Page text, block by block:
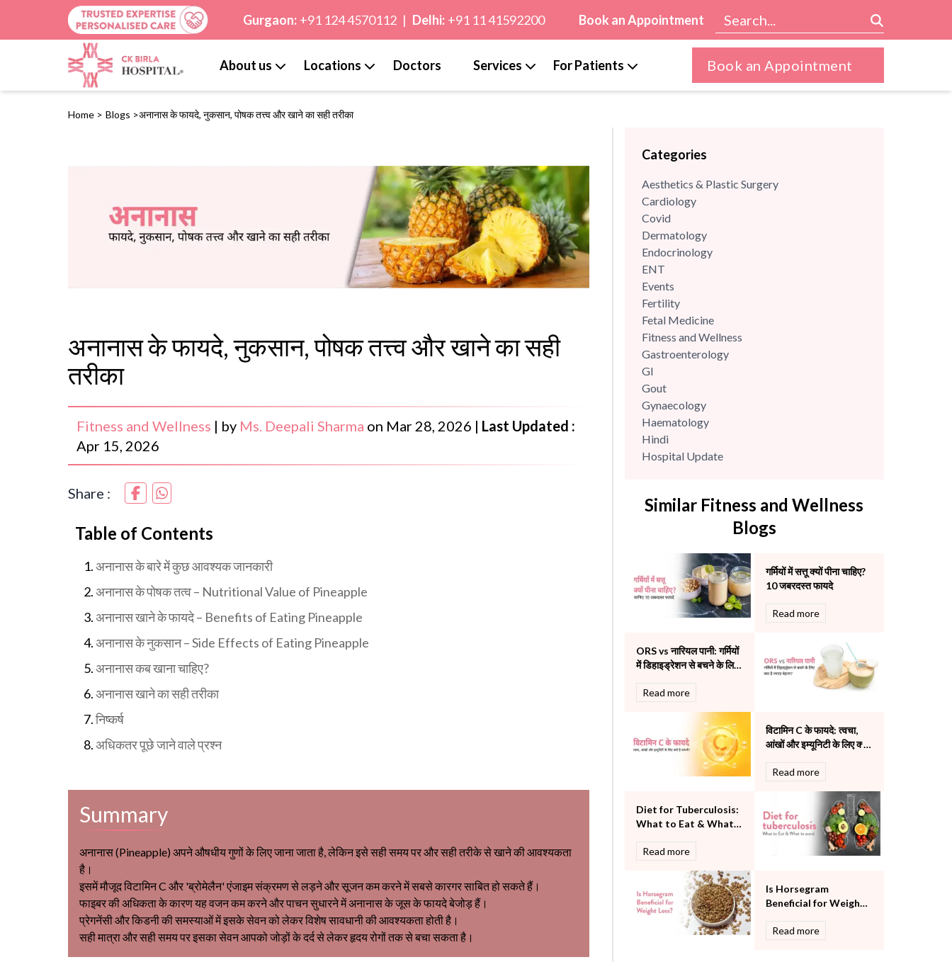
Gurgaon: +91 124 4570112 | Delhi: +91 11 41592200 Book an Appointment
About us Locations Doctors Services For Patients Book an Appointment
Home > Blogs >अनानास के फायदे, नुकसान, पोषक तत्त्व और खाने का सही तरीका
अनानास के फायदे, नुकसान, पोषक तत्त्व और खाने का सही
तरीका
Fitness and Wellness | by Ms. Deepali Sharma on Mar 28, 2026 | Last Updated :
Apr 15, 2026
Share :
Table of Contents
अनानास के बारे में कुछ आवश्यक जानकारी
अनानास के पोषक तत्व – Nutritional Value of Pineapple
अनानास खाने के फायदे – Benefits of Eating Pineapple
अनानास के नुकसान – Side Effects of Eating Pineapple
अनानास कब खाना चाहिए?
अनानास खाने का सही तरीका
निष्कर्ष
अधिकतर पूछे जाने वाले प्रश्न
Summary
अनानास (Pineapple) अपने औषधीय गुणों के लिए जाना जाता है, लेकिन इसे सही समय पर और सही तरीके से खाने की आवश्यकता
है।
इसमें मौजूद विटामिन C और 'ब्रोमेलैन' एंजाइम संक्रमण से लड़ने और सूजन कम करने में सबसे कारगर साबित हो सकते हैं।
फाइबर की अधिकता के कारण यह वजन कम करने और पाचन सुधारने में अनानास के जूस के फायदे बेजोड़ हैं।
प्रेगनेंसी और किडनी की समस्याओं में इसके सेवन को लेकर विशेष सावधानी की आवश्यकता होती है।
सही मात्रा और सही समय पर इसका सेवन आपको जोड़ों के दर्द से लेकर हृदय रोगों तक से बचा सकता है।
Categories
Aesthetics & Plastic Surgery
Cardiology
Covid
Dermatology
Endocrinology
ENT
Events
Fertility
Fetal Medicine
Fitness and Wellness
Gastroenterology
GI
Gout
Gynaecology
Haematology
Hindi
Hospital Update
Mental Health
Minimal Access and Bariatric Surgery
Neonatology & Paediatrics
Nephrology & Dialysis
Neurology
Obstetrics
Orthopaedics
Pulmonology
Rheumatology
Surgery
The Breast Centre
The Oncology Centre
Urology
Water Birthing
Similar Fitness and Wellness
Blogs
गर्मियों में सत्तू क्यों पीना चाहिए?
10 जबरदस्त फायदे
Read more
ORS vs नारियल पानी: गर्मियों
में डिहाइड्रेशन से बचने के लिए
Read more
विटामिन C के फायदे: त्वचा,
आंखों और इम्यूनिटी के लिए क्यों
Read more
Diet for Tuberculosis:
What to Eat & What
Read more
Is Horsegram
Beneficial for Weight
Read more